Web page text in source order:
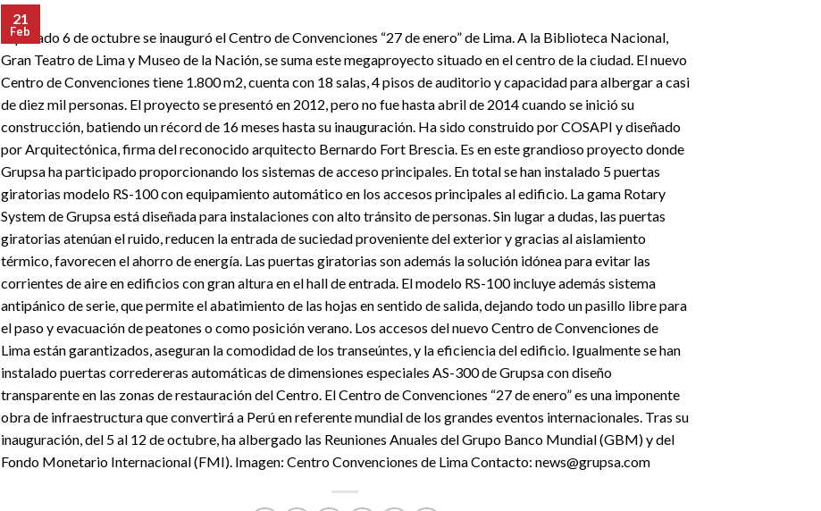
21
Feb
El pasado 6 de octubre se inauguró el Centro de Convenciones “27 de enero” de Lima. A la Biblioteca Nacional,
Gran Teatro de Lima y Museo de la Nación, se suma este megaproyecto situado en el centro de la ciudad. El nuevo
Centro de Convenciones tiene 1.800 m2, cuenta con 18 salas, 4 pisos de auditorio y capacidad para albergar a casi
de diez mil personas. El proyecto se presentó en 2012, pero no fue hasta abril de 2014 cuando se inició su
construcción, batiendo un récord de 16 meses hasta su inauguración. Ha sido construido por COSAPI y diseñado
por Arquitectónica, firma del reconocido arquitecto Bernardo Fort Brescia. Es en este grandioso proyecto donde
Grupsa ha participado proporcionando los sistemas de acceso principales. En total se han instalado 5 puertas
giratorias modelo RS-100 con equipamiento automático en los accesos principales al edificio. La gama Rotary
System de Grupsa está diseñada para instalaciones con alto tránsito de personas. Sin lugar a dudas, las puertas
giratorias atenúan el ruido, reducen la entrada de suciedad proveniente del exterior y gracias al aislamiento
térmico, favorecen el ahorro de energía. Las puertas giratorias son además la solución idónea para evitar las
corrientes de aire en edificios con gran altura en el hall de entrada. El modelo RS-100 incluye además sistema
antipánico de serie, que permite el abatimiento de las hojas en sentido de salida, dejando todo un pasillo libre para
el paso y evacuación de peatones o como posición verano. Los accesos del nuevo Centro de Convenciones de
Lima están garantizados, aseguran la comodidad de los transeúntes, y la eficiencia del edificio. Igualmente se han
instalado puertas corredereras automáticas de dimensiones especiales AS-300 de Grupsa con diseño
transparente en las zonas de restauración del Centro. El Centro de Convenciones “27 de enero” es una imponente
obra de infraestructura que convertirá a Perú en referente mundial de los grandes eventos internacionales. Tras su
inauguración, del 5 al 12 de octubre, ha albergado las Reuniones Anuales del Grupo Banco Mundial (GBM) y del
Fondo Monetario Internacional (FMI). Imagen: Centro Convenciones de Lima Contacto: news@grupsa.com